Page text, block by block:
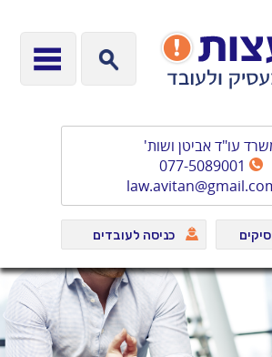
עו"ד אביטן ושות'
077-5089001
כניסה לעובדים